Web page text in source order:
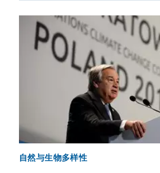
自然与生物多样性